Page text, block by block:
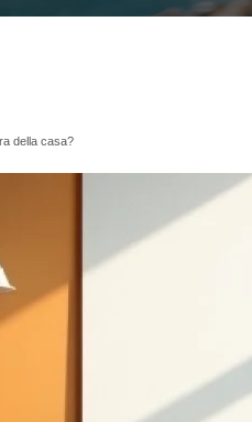
della casa?